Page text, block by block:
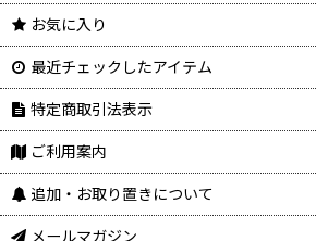
お気に入り
最近チェックしたアイテム
特定商取引法表示
ご利用案内
追加・お取り置きについて
メールマガジン